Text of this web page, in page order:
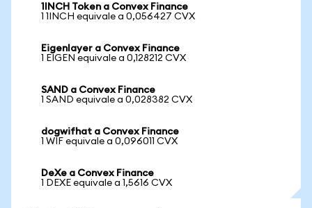
1INCH Token a Convex Finance
1 1INCH equivale a 0,056427 CVX
Eigenlayer a Convex Finance
1 EIGEN equivale a 0,128212 CVX
SAND a Convex Finance
1 SAND equivale a 0,028382 CVX
dogwifhat a Convex Finance
1 WIF equivale a 0,096011 CVX
DeXe a Convex Finance
1 DEXE equivale a 1,5616 CVX